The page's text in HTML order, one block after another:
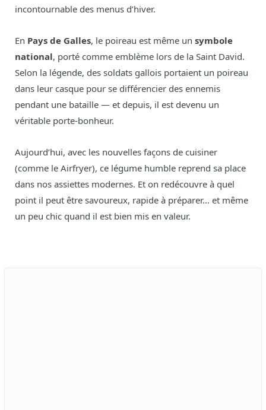
incontournable des menus d’hiver.
En Pays de Galles, le poireau est même un symbole
national, porté comme emblème lors de la Saint David.
Selon la légende, des soldats gallois portaient un poireau
dans leur casque pour se différencier des ennemis
pendant une bataille — et depuis, il est devenu un
véritable porte-bonheur.
Aujourd’hui, avec les nouvelles façons de cuisiner
(comme le Airfryer), ce légume humble reprend sa place
dans nos assiettes modernes. Et on redécouvre à quel
point il peut être savoureux, rapide à préparer… et même
un peu chic quand il est bien mis en valeur.